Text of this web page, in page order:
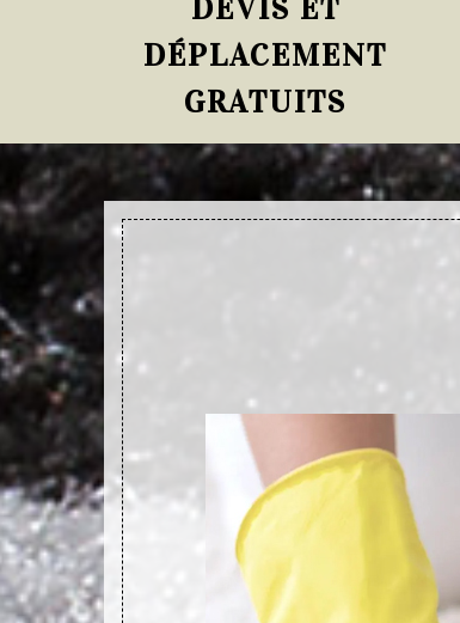
DEVIS ET
DÉPLACEMENT
GRATUITS